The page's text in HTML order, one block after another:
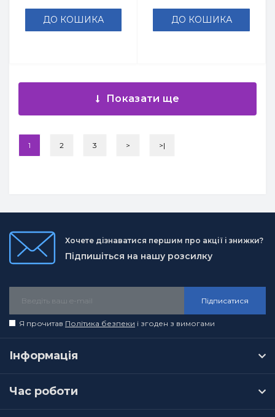
ДО КОШИКА ДО КОШИКА
Показати ще
1 2 3 > >|
Хочете дізнаватися першим про акції і знижки?
Підпишіться на нашу розсилку
Підписатися
Я прочитав Політика безпеки і згоден з вимогами
Інформація
Час роботи